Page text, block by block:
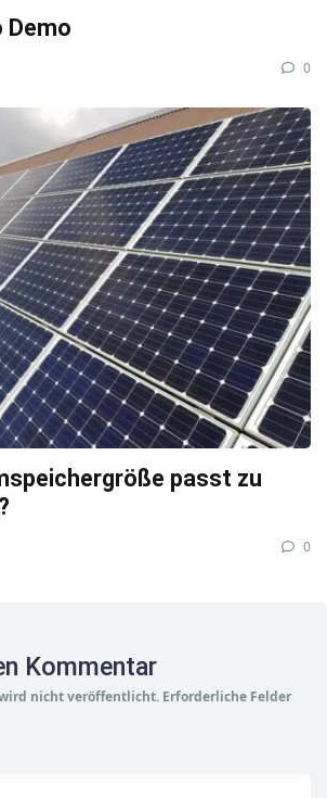
Demo
0
passt zu
0
Kommentar
nicht veröffentlicht. Erforderliche Felder